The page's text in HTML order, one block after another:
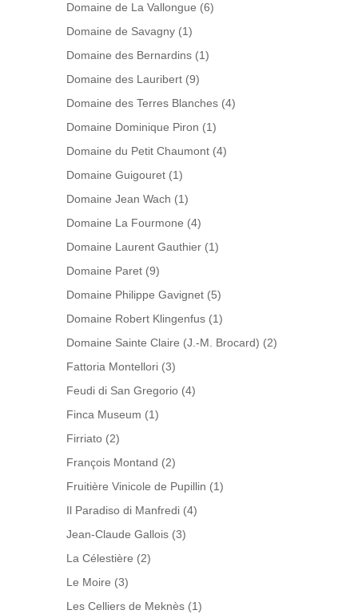
Domaine de La Vallongue (6)
Domaine de Savagny (1)
Domaine des Bernardins (1)
Domaine des Lauribert (9)
Domaine des Terres Blanches (4)
Domaine Dominique Piron (1)
Domaine du Petit Chaumont (4)
Domaine Guigouret (1)
Domaine Jean Wach (1)
Domaine La Fourmone (4)
Domaine Laurent Gauthier (1)
Domaine Paret (9)
Domaine Philippe Gavignet (5)
Domaine Robert Klingenfus (1)
Domaine Sainte Claire (J.-M. Brocard) (2)
Fattoria Montellori (3)
Feudi di San Gregorio (4)
Finca Museum (1)
Firriato (2)
François Montand (2)
Fruitière Vinicole de Pupillin (1)
Il Paradiso di Manfredi (4)
Jean-Claude Gallois (3)
La Célestière (2)
Le Moire (3)
Les Celliers de Meknès (1)